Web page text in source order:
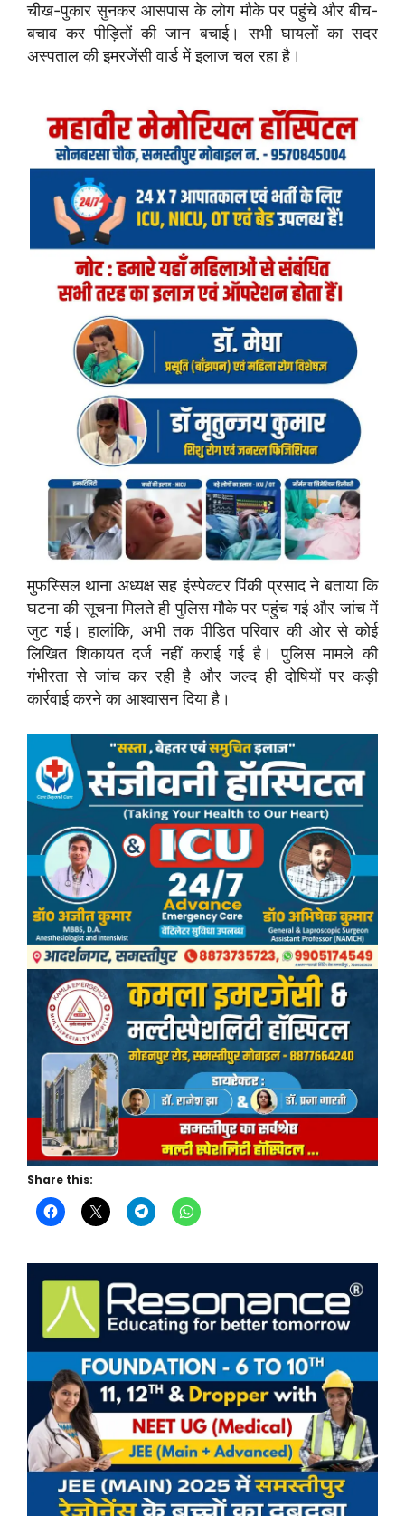
चीख-पुकार सुनकर आसपास के लोग मौके पर पहुंचे और बीच-
बचाव कर पीड़ितों की जान बचाई। सभी घायलों का सदर
अस्पताल की इमरजेंसी वार्ड में इलाज चल रहा है।
मुफस्सिल थाना अध्यक्ष सह इंस्पेक्टर पिंकी प्रसाद ने बताया कि
घटना की सूचना मिलते ही पुलिस मौके पर पहुंच गई और जांच में
जुट गई। हालांकि, अभी तक पीड़ित परिवार की ओर से कोई
लिखित शिकायत दर्ज नहीं कराई गई है। पुलिस मामले की
गंभीरता से जांच कर रही है और जल्द ही दोषियों पर कड़ी
कार्रवाई करने का आश्वासन दिया है।
Share this: